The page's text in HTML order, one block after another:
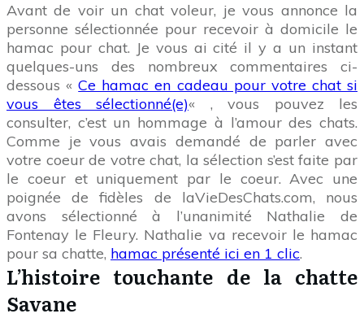
Avant de voir un chat voleur, je vous annonce la
personne sélectionnée pour recevoir à domicile le
hamac pour chat. Je vous ai cité il y a un instant
quelques-uns des nombreux commentaires ci-
dessous «Ce hamac en cadeau pour votre chat si
vous êtes sélectionné(e)« , vous pouvez les
consulter, c’est un hommage à l’amour des chats.
Comme je vous avais demandé de parler avec
votre coeur de votre chat, la sélection s’est faite par
le coeur et uniquement par le coeur. Avec une
poignée de fidèles de laVieDesChats.com, nous
avons sélectionné à l’unanimité Nathalie de
Fontenay le Fleury. Nathalie va recevoir le hamac
pour sa chatte, hamac présenté ici en 1 clic.
L’histoire touchante de la chatte
Savane